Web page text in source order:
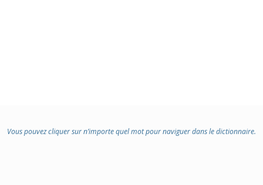
Vous pouvez cliquer sur n’importe quel mot pour naviguer dans le dictionnaire.